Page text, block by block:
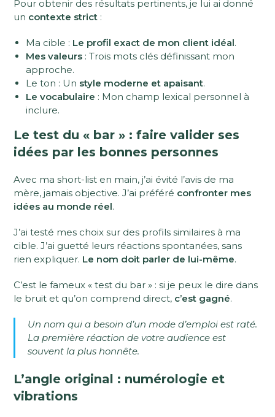
Pour obtenir des résultats pertinents, je lui ai donné
un contexte strict :
Ma cible : Le profil exact de mon client idéal.
Mes valeurs : Trois mots clés définissant mon
approche.
Le ton : Un style moderne et apaisant.
Le vocabulaire : Mon champ lexical personnel à
inclure.
Le test du « bar » : faire valider ses
idées par les bonnes personnes
Avec ma short-list en main, j’ai évité l’avis de ma
mère, jamais objective. J’ai préféré confronter mes
idées au monde réel.
J’ai testé mes choix sur des profils similaires à ma
cible. J’ai guetté leurs réactions spontanées, sans
rien expliquer. Le nom doit parler de lui-même.
C’est le fameux « test du bar » : si je peux le dire dans
le bruit et qu’on comprend direct, c’est gagné.
Un nom qui a besoin d’un mode d’emploi est raté.
La première réaction de votre audience est
souvent la plus honnête.
L’angle original : numérologie et
vibrations